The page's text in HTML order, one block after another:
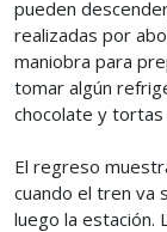
pueden
realizadas por
maniobra para
tomar algún
chocolate y tortas
El regreso
cuando el tren va
luego la estación.